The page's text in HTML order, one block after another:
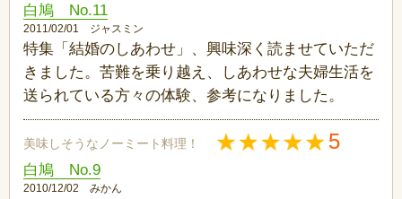
白鳩 No.11
2011/02/01 ジャスミン
特集「結婚のしあわせ」、興味深く読ませていただ
きました。苦難を乗り越え、しあわせな夫婦生活を
送られている方々の体験、参考になりました。
美味しそうなノーミート料理！ 5
白鳩 No.9
2010/12/02 みかん